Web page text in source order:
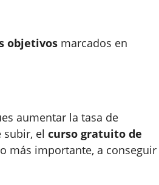
objetivos marcados en
aumentar la tasa de
subir, el curso gratuito de
más importante, a conseguir